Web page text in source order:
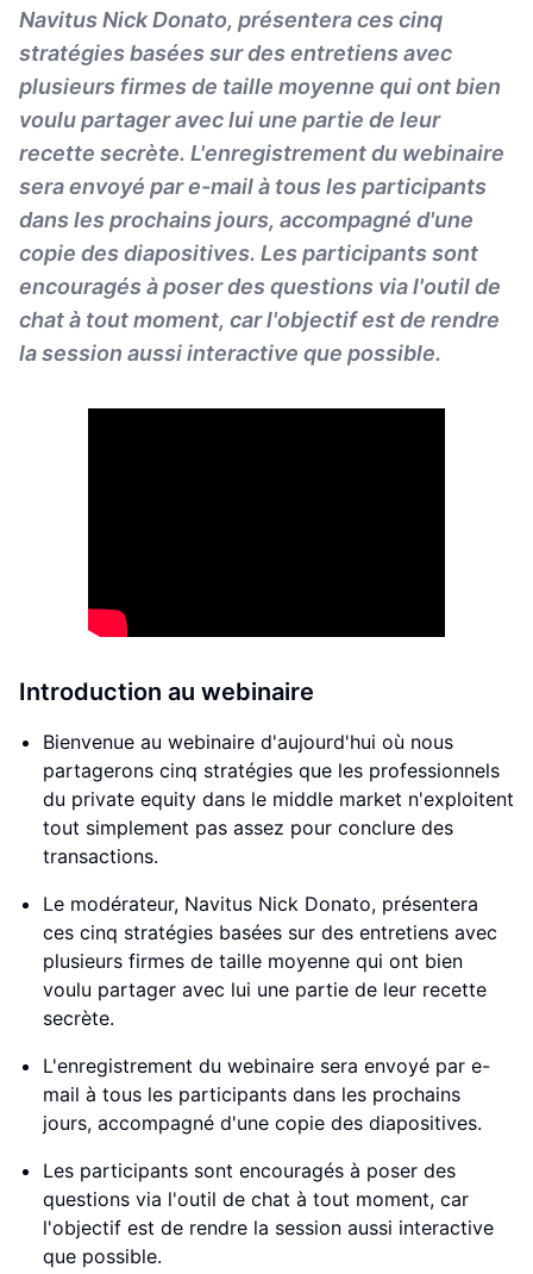
Navitus Nick Donato, présentera ces cinq
stratégies basées sur des entretiens avec
plusieurs firmes de taille moyenne qui ont bien
voulu partager avec lui une partie de leur
recette secrète. L'enregistrement du webinaire
sera envoyé par e-mail à tous les participants
dans les prochains jours, accompagné d'une
copie des diapositives. Les participants sont
encouragés à poser des questions via l'outil de
chat à tout moment, car l'objectif est de rendre
la session aussi interactive que possible.
Introduction au webinaire
Bienvenue au webinaire d'aujourd'hui où nous
partagerons cinq stratégies que les professionnels
du private equity dans le middle market n'exploitent
tout simplement pas assez pour conclure des
transactions.
Le modérateur, Navitus Nick Donato, présentera
ces cinq stratégies basées sur des entretiens avec
plusieurs firmes de taille moyenne qui ont bien
voulu partager avec lui une partie de leur recette
secrète.
L'enregistrement du webinaire sera envoyé par e-
mail à tous les participants dans les prochains
jours, accompagné d'une copie des diapositives.
Les participants sont encouragés à poser des
questions via l'outil de chat à tout moment, car
l'objectif est de rendre la session aussi interactive
que possible.